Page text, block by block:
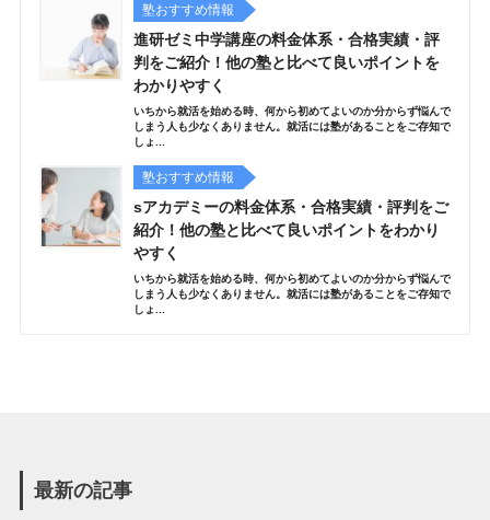
塾おすすめ情報
進研ゼミ中学講座の料金体系・合格実績・評
判をご紹介！他の塾と比べて良いポイントを
わかりやすく
いちから就活を始める時、何から初めてよいのか分からず悩んで
しまう人も少なくありません。就活には塾があることをご存知で
しょ...
塾おすすめ情報
sアカデミーの料金体系・合格実績・評判をご
紹介！他の塾と比べて良いポイントをわかり
やすく
いちから就活を始める時、何から初めてよいのか分からず悩んで
しまう人も少なくありません。就活には塾があることをご存知で
しょ...
最新の記事